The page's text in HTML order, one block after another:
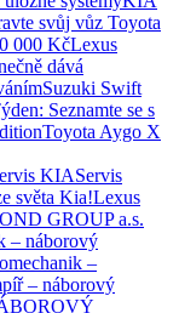
svůj vůz Toyota
000 KčLexus
dává
Suzuki Swift
Seznamte se s
Toyota Aygo X
KIAServis
světa Kia!Lexus
GROUP a.s.
– náborový
–
– náborový